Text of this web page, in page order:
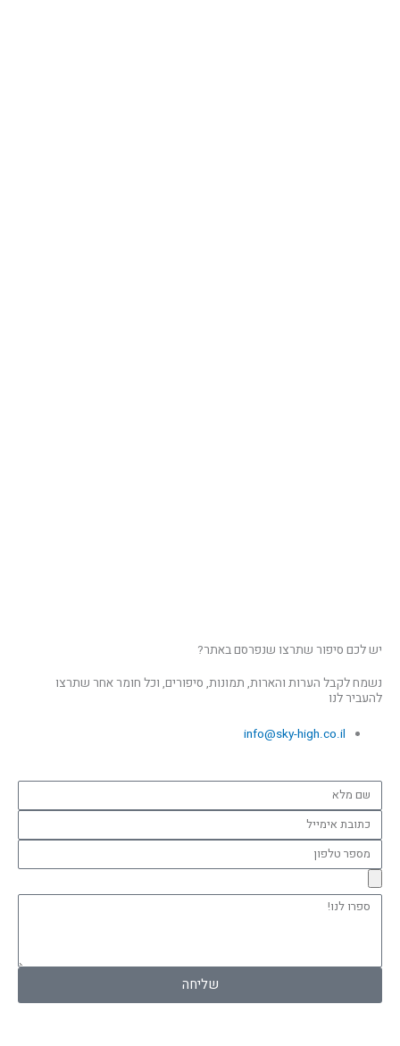
יש לכם סיפור שתרצו שנפרסם באתר?
נשמח לקבל הערות והארות, תמונות, סיפורים, וכל חומר אחר שתרצו
להעביר לנו
info@sky-high.co.il
שם
מלא
כתובת
אימייל
מספר
טלפון
ספרו
שליחה